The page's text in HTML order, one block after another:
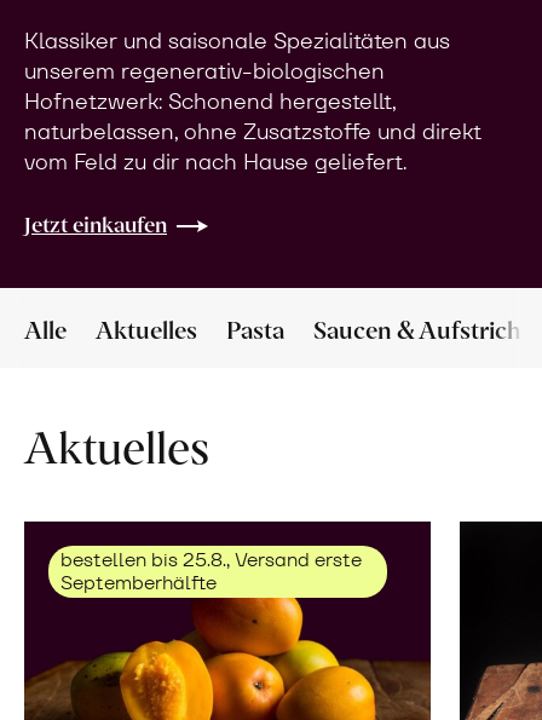
Klassiker und saisonale Spezialitäten aus
unserem regenerativ-biologischen
Hofnetzwerk: Schonend hergestellt,
naturbelassen, ohne Zusatzstoffe und direkt
vom Feld zu dir nach Hause geliefert.
Jetzt einkaufen
Alle Aktuelles Pasta Saucen & Aufstriche
Aktuelles
bestellen bis 25.8., Versand erste
Septemberhälfte